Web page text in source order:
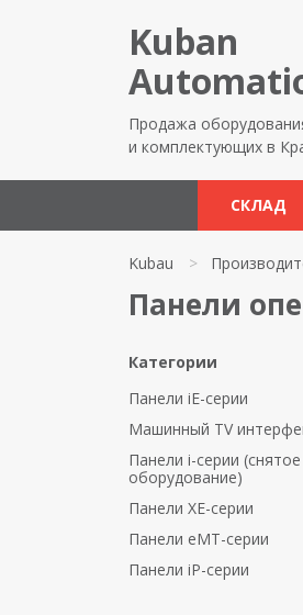
Kuban
Продажа
и комплектующих в
СКЛАД
Kubau >
Панели
Категории
Панели iE-серии
Машинный TV
Панели i-серии (снятое
оборудование)
Панели XE-серии
Панели eMT-серии
Панели iP-серии